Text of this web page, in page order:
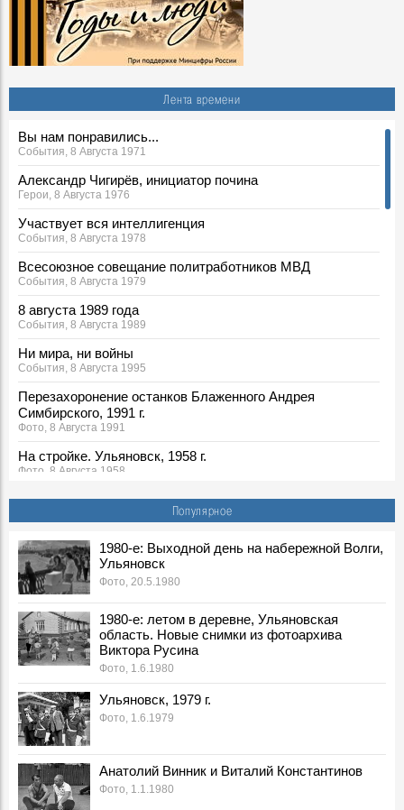
Лента времени
Вы нам понравились...
События, 8 Августа 1971
Александр Чигирёв, инициатор почина
Герои, 8 Августа 1976
Участвует вся интеллигенция
События, 8 Августа 1978
Всесоюзное совещание политработников МВД
События, 8 Августа 1979
8 августа 1989 года
События, 8 Августа 1989
Ни мира, ни войны
События, 8 Августа 1995
Перезахоронение останков Блаженного Андрея
Симбирского, 1991 г.
Фото, 8 Августа 1991
На стройке. Ульяновск, 1958 г.
Фото, 8 Августа 1958
Строится Ленинский мемориал, конец 1960-х
Каркас Ленинского мемориала, конец 1960-х гг.
Фото, 8 Августа 1968
Ленинский мемориал и гостиница "Венец", 1970-е
Фото, 8 Августа 1970
Строительство ДК Профсоюзов, конец 1960-х
Фото, 8 Августа 1969
Строительство гостиницы "Венец", конец 1960-х
Фото, 8 Августа 1969
1929 г. О порядке пользования автобусным сообщением
в городе Ульяновске
События, 8 Августа 1929
Тайна кадетской казны
События, 8 Августа 1896
Популярное
1980-е: Выходной день на набережной Волги,
Ульяновск
Фото, 20.5.1980
1980-е: летом в деревне, Ульяновская
область. Новые снимки из фотоархива
Виктора Русина
Фото, 1.6.1980
Ульяновск, 1979 г.
Фото, 1.6.1979
Анатолий Винник и Виталий Константинов
Фото, 1.1.1980